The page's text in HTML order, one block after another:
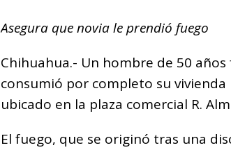
Asegura que novia le prendió fuego
Chihuahua.- Un hombre de 50
consumió por completo su
ubicado en la plaza comercial R.
El fuego, que se originó tras una